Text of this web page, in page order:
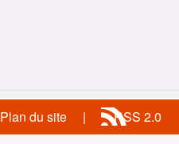
Plan du site RSS 2.0